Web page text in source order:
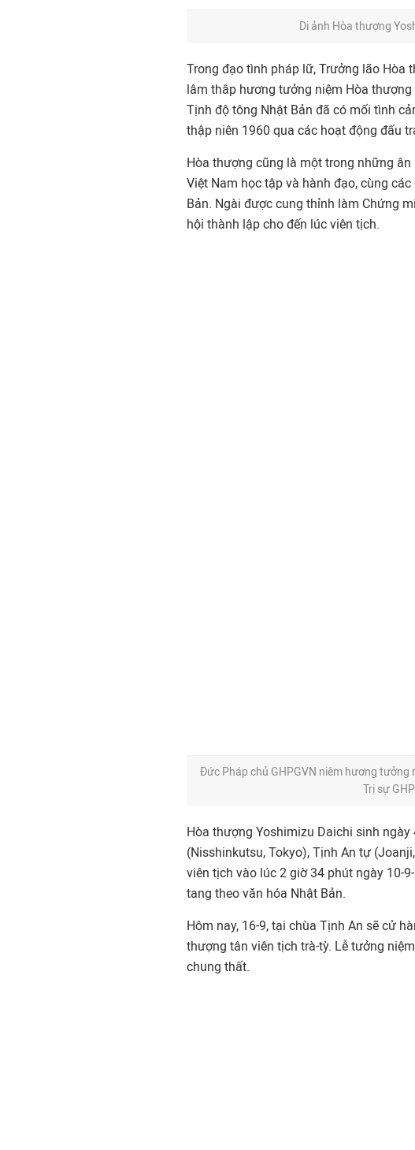
Di ảnh Hòa thượng
Trong đạo tình pháp lữ, Trưởng lão Hòa
lâm thắp hương tưởng niệm Hòa
Tịnh độ tông Nhật Bản đã có mối tình
thập niên 1960 qua các hoạt động đấu
Hòa thượng cũng là một trong những
Việt Nam học tập và hành đạo, cùng
Bản. Ngài được cung thỉnh làm Chứng
hội thành lập cho đến lúc viên tịch.
Đức Pháp chủ GHPGVN niêm hương tưởng
Trị sự
Hòa thượng Yoshimizu Daichi sinh ngày
(Nisshinkutsu, Tokyo), Tịnh An tự
viên tịch vào lúc 2 giờ 34 phút ngày 10-
tang theo văn hóa Nhật Bản.
Hôm nay, 16-9, tại chùa Tịnh An sẽ cử
thượng tân viên tịch trà-tỳ. Lễ tưởng
chung thất.